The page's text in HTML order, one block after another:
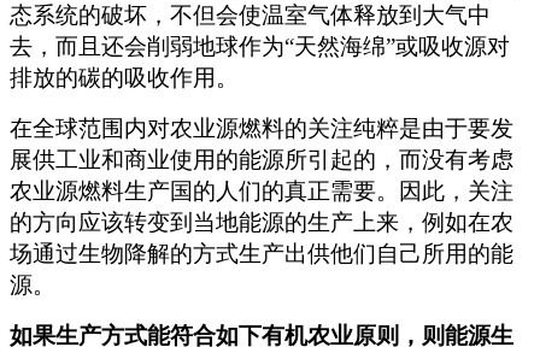
态系统的破坏，不但会使温室气体释放到大气中
去，而且还会削弱地球作为“天然海绵”或吸收源对
排放的碳的吸收作用。
在全球范围内对农业源燃料的关注纯粹是由于要发
展供工业和商业使用的能源所引起的，而没有考虑
农业源燃料生产国的人们的真正需要。因此，关注
的方向应该转变到当地能源的生产上来，例如在农
场通过生物降解的方式生产出供他们自己所用的能
源。
如果生产方式能符合如下有机农业原则，则能源生